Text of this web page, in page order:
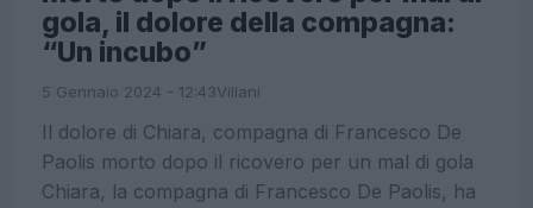
gola, il dolore della compagna:
“Un incubo”
5 Gennaio 2024 - 12:43Villani
Il dolore di Chiara, compagna di Francesco De
Paolis morto dopo il ricovero per un mal di gola
Chiara, la compagna di Francesco De Paolis, ha